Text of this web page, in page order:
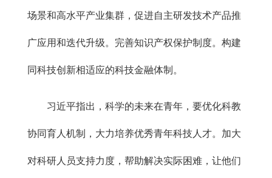
场景和高水平产业集群，促进自主研发技术产品推
广应用和迭代升级。完善知识产权保护制度。构建
同科技创新相适应的科技金融体制。
习近平指出，科学的未来在青年，要优化科教
协同育人机制，大力培养优秀青年科技人才。加大
对科研人员支持力度，帮助解决实际困难，让他们